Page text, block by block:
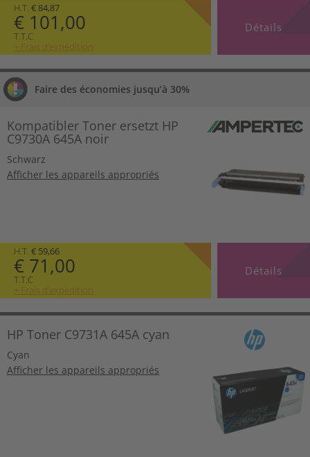
H.T. € 84,87
€ 101,00
T.T.C
+ Frais d’expédition
Détails
Faire des économies jusqu’à 30%
Kompatibler Toner ersetzt HP
C9730A 645A noir
Schwarz
Afficher les appareils appropriés
H.T. € 59,66
€ 71,00
T.T.C
+ Frais d’expédition
Détails
HP Toner C9731A 645A cyan
Cyan
Afficher les appareils appropriés